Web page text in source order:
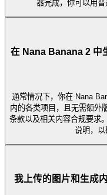
器完成，你可以用普
在 Nana Banana 2 中
通常情况下，你在 Nana
内的各类项目，且无需额外
条款以及相关内容合规要求
说明，以
我上传的图片和生成